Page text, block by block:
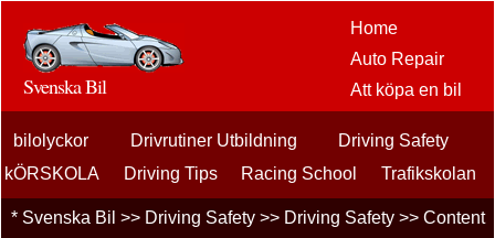
Home
Auto Repair
Att köpa en bil
eftermarknaden
Bilförsäkring
Svenska Bil
bilolyckor Drivrutiner Utbildning
Driving Safety
kÖRSKOLA
Driving Tips Racing School
Trafikskolan
Trafik Biljetter
* Svenska Bil >> Driving Safety >> Driving Safety >> Content